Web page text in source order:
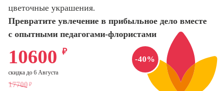
Школа психологии
Школа актерского
Школа бизнеса и
управления
Интернет-
маркетолог
Профессия
Менеджер по
маркетингу в
социальных
сетях (SMM-
цветочные украшения.
Превратите увлечение в прибыльное дело вместе
с опытными педагогами-флористами
-40%
17700 ₽
10600 ₽
скидка до 6 Августа